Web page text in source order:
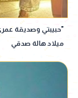
"حبيبتي وصديقة
ميلاد هالة صدقي